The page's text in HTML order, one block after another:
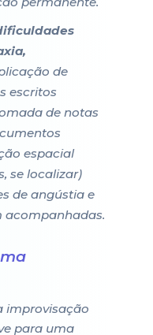
de
escritos
de notas
espacial
se localizar)
de angústia e
acompanhadas.
improvisação
para uma